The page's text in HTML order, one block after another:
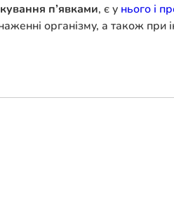
п’явками, є у нього і
організму, а також